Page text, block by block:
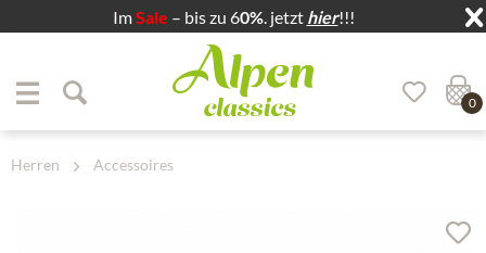
ImSale – bis zu 60%. jetzt hier!!!
Zum Hauptbereich springen
0
Herren Accessoires